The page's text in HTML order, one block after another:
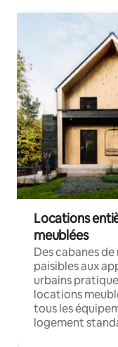
Locations
meublées
Des cabanes
paisibles aux
urbains
locations
tous les
logement